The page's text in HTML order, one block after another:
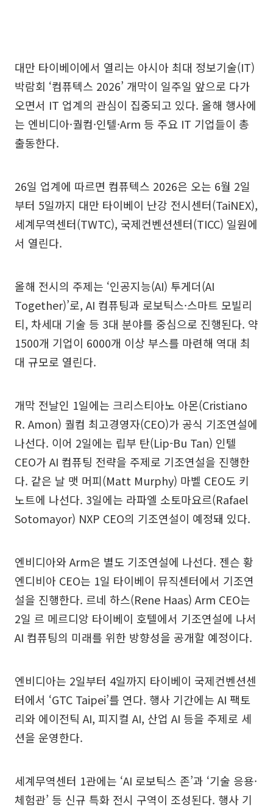
대만 타이베이에서 열리는 아시아 최대 정보기술(IT)
박람회 ‘컴퓨텍스 2026’ 개막이 일주일 앞으로 다가
오면서 IT 업계의 관심이 집중되고 있다. 올해 행사에
는 엔비디아·퀄컴·인텔·Arm 등 주요 IT 기업들이 총
출동한다.
26일 업계에 따르면 컴퓨텍스 2026은 오는 6월 2일
부터 5일까지 대만 타이베이 난강 전시센터(TaiNEX),
세계무역센터(TWTC), 국제컨벤션센터(TICC) 일원에
서 열린다.
올해 전시의 주제는 ‘인공지능(AI) 투게더(AI
Together)’로, AI 컴퓨팅과 로보틱스·스마트 모빌리
티, 차세대 기술 등 3대 분야를 중심으로 진행된다. 약
1500개 기업이 6000개 이상 부스를 마련해 역대 최
대 규모로 열린다.
개막 전날인 1일에는 크리스티아노 아몬(Cristiano
R. Amon) 퀄컴 최고경영자(CEO)가 공식 기조연설에
나선다. 이어 2일에는 립부 탄(Lip-Bu Tan) 인텔
CEO가 AI 컴퓨팅 전략을 주제로 기조연설을 진행한
다. 같은 날 맷 머피(Matt Murphy) 마벨 CEO도 키
노트에 나선다. 3일에는 라파엘 소토마요르(Rafael
Sotomayor) NXP CEO의 기조연설이 예정돼 있다.
엔비디아와 Arm은 별도 기조연설에 나선다. 젠슨 황
엔디비아 CEO는 1일 타이베이 뮤직센터에서 기조연
설을 진행한다. 르네 하스(Rene Haas) Arm CEO는
2일 르 메르디앙 타이베이 호텔에서 기조연설에 나서
AI 컴퓨팅의 미래를 위한 방향성을 공개할 예정이다.
엔비디아는 2일부터 4일까지 타이베이 국제컨벤션센
터에서 ‘GTC Taipei’를 연다. 행사 기간에는 AI 팩토
리와 에이전틱 AI, 피지컬 AI, 산업 AI 등을 주제로 세
션을 운영한다.
세계무역센터 1관에는 ‘AI 로보틱스 존’과 ‘기술 응용·
체험관’ 등 신규 특화 전시 구역이 조성된다. 행사 기